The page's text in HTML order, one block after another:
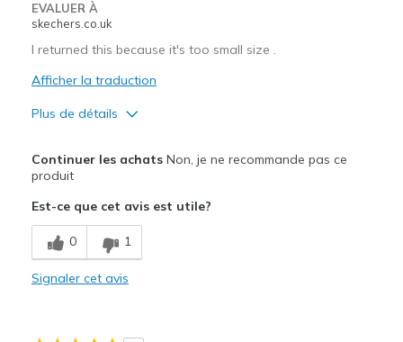
EVALUER À
skechers.co.uk
I returned this because it's too small size .
Afficher la traduction
Plus de détails
Stylish
Le contre
Need Break In
Les meilleures utilisations
Continuer les achatsNon, je ne recommande pas ce
produit
Est-ce que cet avis est utile?
0 1
Signaler cet avis